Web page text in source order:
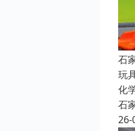
石
玩
化
石
26-